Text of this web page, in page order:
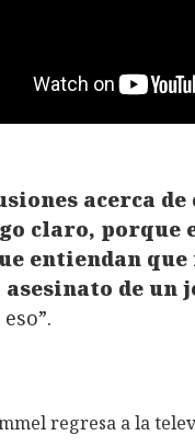
acerca
claro, porque
entiendan
de un
regresa a la